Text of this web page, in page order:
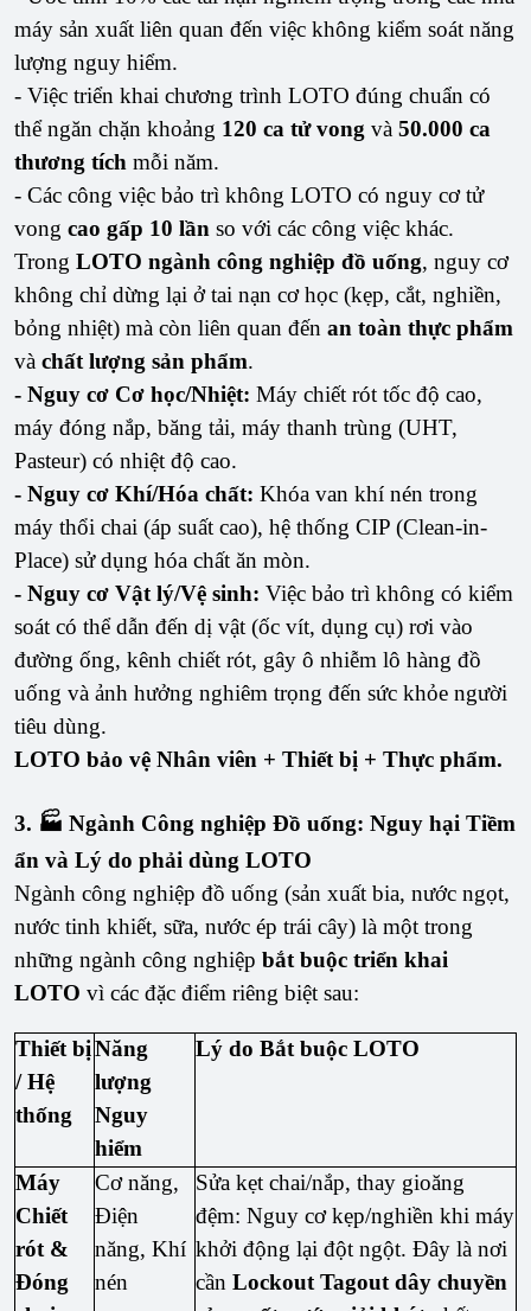
máy sản xuất liên quan đến việc không kiểm soát năng
lượng nguy hiểm.
- Việc triển khai chương trình LOTO đúng chuẩn có
thể ngăn chặn khoảng 120 ca tử vong và 50.000 ca
thương tích mỗi năm.
- Các công việc bảo trì không LOTO có nguy cơ tử
vong cao gấp 10 lần so với các công việc khác.
Trong LOTO ngành công nghiệp đồ uống, nguy cơ
không chỉ dừng lại ở tai nạn cơ học (kẹp, cắt, nghiền,
bỏng nhiệt) mà còn liên quan đến an toàn thực phẩm
và chất lượng sản phẩm.
- Nguy cơ Cơ học/Nhiệt: Máy chiết rót tốc độ cao,
máy đóng nắp, băng tải, máy thanh trùng (UHT,
Pasteur) có nhiệt độ cao.
- Nguy cơ Khí/Hóa chất: Khóa van khí nén trong
máy thổi chai (áp suất cao), hệ thống CIP (Clean-in-
Place) sử dụng hóa chất ăn mòn.
- Nguy cơ Vật lý/Vệ sinh: Việc bảo trì không có kiểm
soát có thể dẫn đến dị vật (ốc vít, dụng cụ) rơi vào
đường ống, kênh chiết rót, gây ô nhiễm lô hàng đồ
uống và ảnh hưởng nghiêm trọng đến sức khỏe người
tiêu dùng.
LOTO bảo vệ Nhân viên + Thiết bị + Thực phẩm.
3. 🏭 Ngành Công nghiệp Đồ uống: Nguy hại Tiềm
ẩn và Lý do phải dùng LOTO
Ngành công nghiệp đồ uống (sản xuất bia, nước ngọt,
nước tinh khiết, sữa, nước ép trái cây) là một trong
những ngành công nghiệp bắt buộc triển khai
LOTO vì các đặc điểm riêng biệt sau:
Thiết bị
/ Hệ
thống
Năng
lượng
Nguy
hiểm
Lý do Bắt buộc LOTO
Máy
Chiết
rót &
Đóng
Cơ năng,
Điện
năng, Khí
nén
Sửa kẹt chai/nắp, thay gioăng
đệm: Nguy cơ kẹp/nghiền khi máy
khởi động lại đột ngột. Đây là nơi
cầnLockout Tagout dây chuyền